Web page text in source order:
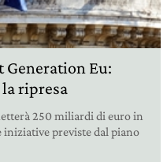
Generation Eu:
ripresa
250 miliardi di euro in
previste dal piano